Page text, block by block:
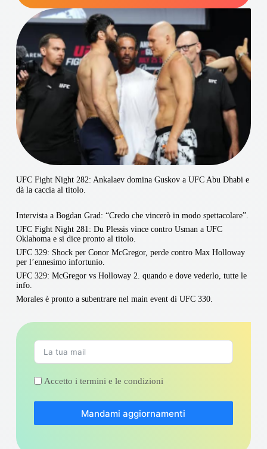
UFC Fight Night 282: Ankalaev domina Guskov a UFC Abu Dhabi e
dà la caccia al titolo.
Intervista a Bogdan Grad: “Credo che vincerò in modo spettacolare”.
UFC Fight Night 281: Du Plessis vince contro Usman a UFC
Oklahoma e si dice pronto al titolo.
UFC 329: Shock per Conor McGregor, perde contro Max Holloway
per l’ennesimo infortunio.
UFC 329: McGregor vs Holloway 2. quando e dove vederlo, tutte le
info.
Morales è pronto a subentrare nel main event di UFC 330.
Accetto i termini e le condizioni
Mandami aggiornamenti